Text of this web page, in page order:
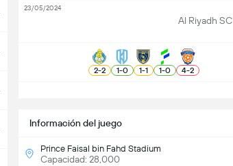
Información del juego
Prince Faisal bin Fahd Stadium
Capacidad: 28,000
Al Riyadh SC
23/05/2024
2-2 1-0 1-1 1-0 4-2